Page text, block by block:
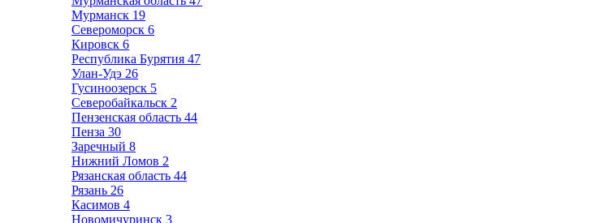
Мурманск 19
Североморск 6
Кировск 6
Республика Бурятия 47
Улан-Удэ 26
Гусиноозерск 5
Северобайкальск 2
Пензенская область 44
Пенза 30
Заречный 8
Нижний Ломов 2
Рязанская область 44
Рязань 26
Касимов 4
Новомичуринск 3